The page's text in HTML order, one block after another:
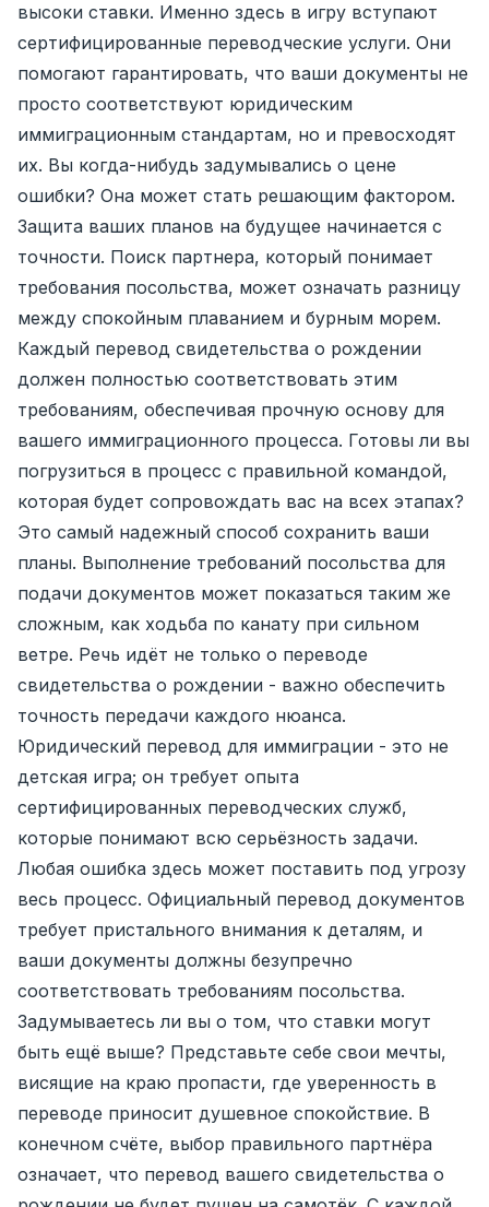
высоки ставки. Именно здесь в игру вступают
сертифицированные переводческие услуги. Они
помогают гарантировать, что ваши документы не
просто соответствуют юридическим
иммиграционным стандартам, но и превосходят
их. Вы когда-нибудь задумывались о цене
ошибки? Она может стать решающим фактором.
Защита ваших планов на будущее начинается с
точности. Поиск партнера, который понимает
требования посольства, может означать разницу
между спокойным плаванием и бурным морем.
Каждый перевод свидетельства о рождении
должен полностью соответствовать этим
требованиям, обеспечивая прочную основу для
вашего иммиграционного процесса. Готовы ли вы
погрузиться в процесс с правильной командой,
которая будет сопровождать вас на всех этапах?
Это самый надежный способ сохранить ваши
планы. Выполнение требований посольства для
подачи документов может показаться таким же
сложным, как ходьба по канату при сильном
ветре. Речь идёт не только о переводе
свидетельства о рождении - важно обеспечить
точность передачи каждого нюанса.
Юридический перевод для иммиграции - это не
детская игра; он требует опыта
сертифицированных переводческих служб,
которые понимают всю серьёзность задачи.
Любая ошибка здесь может поставить под угрозу
весь процесс. Официальный перевод документов
требует пристального внимания к деталям, и
ваши документы должны безупречно
соответствовать требованиям посольства.
Задумываетесь ли вы о том, что ставки могут
быть ещё выше? Представьте себе свои мечты,
висящие на краю пропасти, где уверенность в
переводе приносит душевное спокойствие. В
конечном счёте, выбор правильного партнёра
означает, что перевод вашего свидетельства о